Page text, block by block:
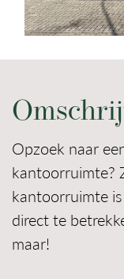
Opzoek naar
kantoorruimte?
kantoorruimte
direct te
maar!